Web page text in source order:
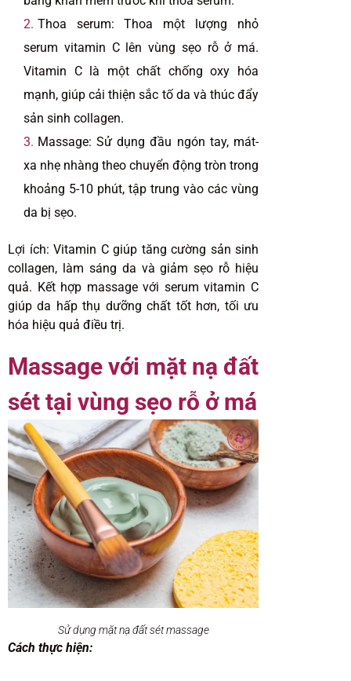
Thoa serum: Thoa một lượng nhỏ
serum vitamin C lên vùng sẹo rỗ ở má.
Vitamin C là một chất chống oxy hóa
mạnh, giúp cải thiện sắc tố da và thúc đẩy
sản sinh collagen.
Massage: Sử dụng đầu ngón tay, mát-
xa nhẹ nhàng theo chuyển động tròn trong
khoảng 5-10 phút, tập trung vào các vùng
da bị sẹo.
Lợi ích: Vitamin C giúp tăng cường sản sinh
collagen, làm sáng da và giảm sẹo rỗ hiệu
quả. Kết hợp massage với serum vitamin C
giúp da hấp thụ dưỡng chất tốt hơn, tối ưu
hóa hiệu quả điều trị.
Massage với mặt nạ đất
sét tại vùng sẹo rỗ ở má
Sử dụng mặt nạ đất sét massage
Cách thực hiện: